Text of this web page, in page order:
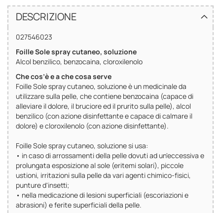
DESCRIZIONE
027546023
Foille Sole spray cutaneo, soluzione
Alcol benzilico, benzocaina, cloroxilenolo
Che cos’è e a che cosa serve
Foille Sole spray cutaneo, soluzione è un medicinale da
utilizzare sulla pelle, che contiene benzocaina (capace di
alleviare il dolore, il bruciore ed il prurito sulla pelle), alcol
benzilico (con azione disinfettante e capace di calmare il
dolore) e cloroxilenolo (con azione disinfettante).
Foille Sole spray cutaneo, soluzione si usa:
• in caso di arrossamenti della pelle dovuti ad un'eccessiva e
prolungata esposizione al sole (eritemi solari), piccole
ustioni, irritazioni sulla pelle da vari agenti chimico-fisici,
punture d'insetti;
• nella medicazione di lesioni superficiali (escoriazioni e
abrasioni) e ferite superficiali della pelle.